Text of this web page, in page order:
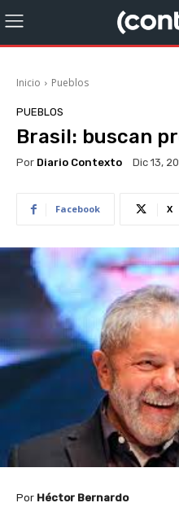
Inicio Pueblos
PUEBLOS
Brasil: buscan
Por Diario Contexto Dic 13,
Facebook X
Por Héctor Bernardo